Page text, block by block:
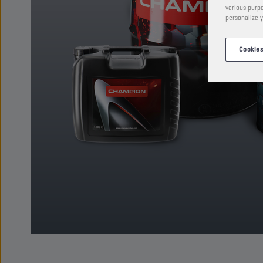
various
personalize